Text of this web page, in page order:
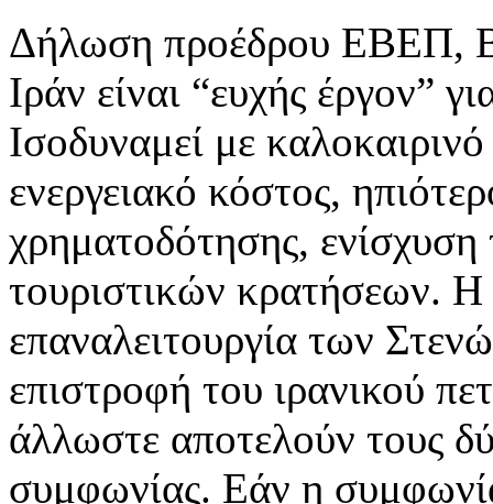
Δήλωση προέδρου ΕΒΕΠ,
Ιράν είναι “ευχής έργον”
Ισοδυναμεί με
ενεργειακό κόστος,
χρηματοδότησης,
τουριστικών κρατήσεων. Η
επαναλειτουργία των
επιστροφή του ιρανικού
άλλωστε αποτελούν τους
συμφωνίας. Εάν η